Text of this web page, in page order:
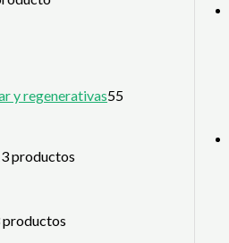
y regenerativas55
productos
productos